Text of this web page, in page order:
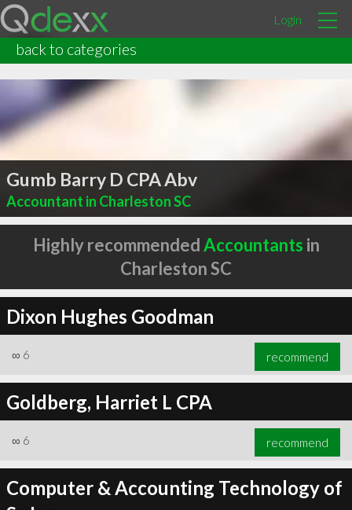
Login
back to categories
Gumb Barry D CPA Abv
Accountant in Charleston SC
Highly recommendedAccountants in
Charleston SC
Dixon Hughes Goodman
∞ 6 recommend
Goldberg, Harriet L CPA
∞ 6 recommend
Computer & Accounting Technology of